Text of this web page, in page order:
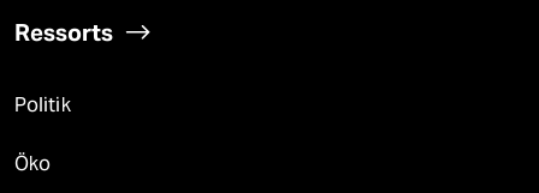
Ressorts
Politik
Öko